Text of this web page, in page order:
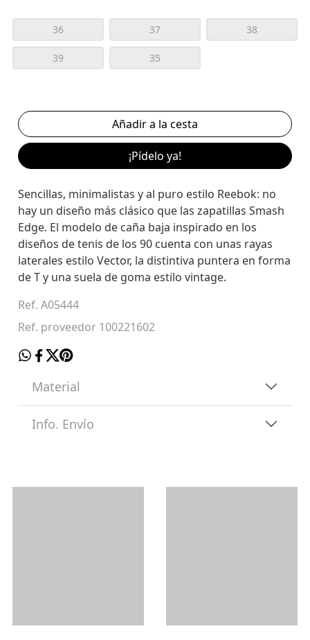
36 37 38
39 35
¡Pídelo ya!
Sencillas, minimalistas y al puro estilo Reebok: no
hay un diseño más clásico que las zapatillas Smash
Edge. El modelo de caña baja inspirado en los
diseños de tenis de los 90 cuenta con unas rayas
laterales estilo Vector, la distintiva puntera en forma
de T y una suela de goma estilo vintage.
Ref. A05444
Ref. proveedor 100221602
Material
Info. Envío